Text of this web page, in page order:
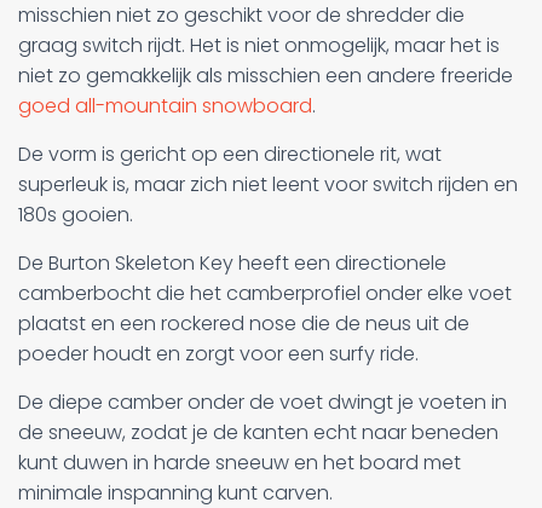
misschien niet zo geschikt voor de shredder die
graag switch rijdt. Het is niet onmogelijk, maar het is
niet zo gemakkelijk als misschien een andere freeride
goed all-mountain snowboard.
De vorm is gericht op een directionele rit, wat
superleuk is, maar zich niet leent voor switch rijden en
180s gooien.
De Burton Skeleton Key heeft een directionele
camberbocht die het camberprofiel onder elke voet
plaatst en een rockered nose die de neus uit de
poeder houdt en zorgt voor een surfy ride.
De diepe camber onder de voet dwingt je voeten in
de sneeuw, zodat je de kanten echt naar beneden
kunt duwen in harde sneeuw en het board met
minimale inspanning kunt carven.